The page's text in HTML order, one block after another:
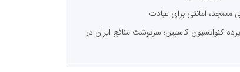
مسجد، امانتی برای عبادت
کنوانسیون کاسپین؛ سرنوشت منافع ایران در